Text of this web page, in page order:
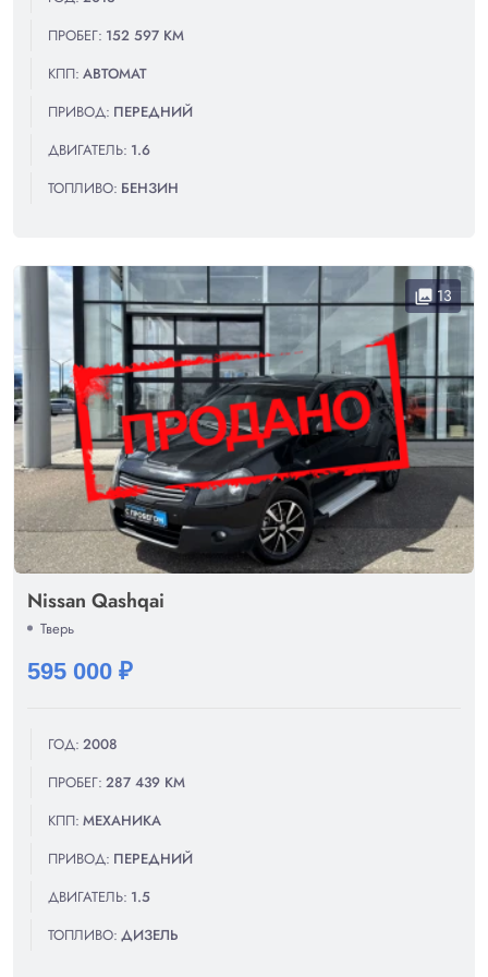
ПРОБЕГ: 152 597 КМ
КПП: АВТОМАТ
ПРИВОД: ПЕРЕДНИЙ
ДВИГАТЕЛЬ: 1.6
ТОПЛИВО: БЕНЗИН
collections 13
Nissan Qashqai
Тверь
595 000 ₽
ГОД: 2008
ПРОБЕГ: 287 439 КМ
КПП: МЕХАНИКА
ПРИВОД: ПЕРЕДНИЙ
ДВИГАТЕЛЬ: 1.5
ТОПЛИВО: ДИЗЕЛЬ